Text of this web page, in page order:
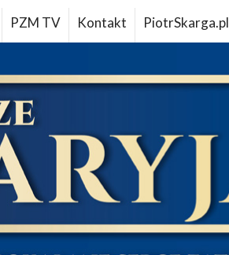
PZM TV Kontakt PiotrSkarga.pl